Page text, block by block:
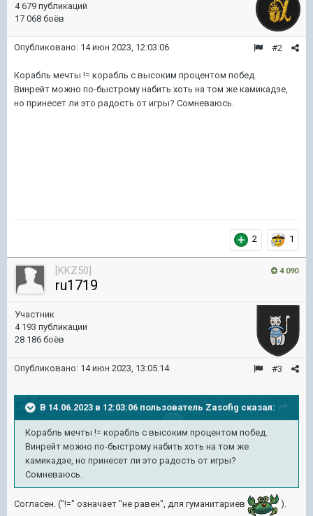
4 679 публикаций
17 068 боёв
#2
Опубликовано: 14 июн 2023, 12:03:06
Корабль мечты != корабль с высоким процентом побед.
Винрейт можно по-быстрому набить хоть на том же камикадзе,
но принесет ли это радость от игры? Сомневаюсь.
2 1
4 090
[KKZ50]
ru1719
Участник
4 193 публикации
28 186 боёв
#3
Опубликовано: 14 июн 2023, 13:05:14
В 14.06.2023 в 12:03:06 пользователь Zasofig сказал:
Корабль мечты != корабль с высоким процентом побед.
Винрейт можно по-быстрому набить хоть на том же
камикадзе, но принесет ли это радость от игры?
Сомневаюсь.
Согласен. ("!=" означает "не равен", для гуманитариев
).